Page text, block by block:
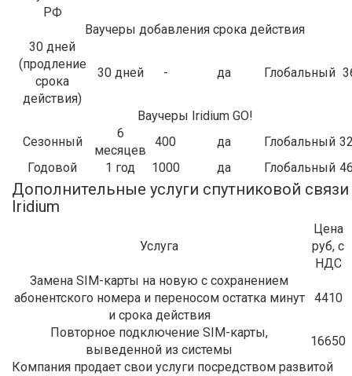
РФ
Ваучеры добавления срока действия
30 дней
(продление
срока
действия)
30 дней - да Глобальный
Ваучеры Iridium GO!
Сезонный
6
месяцев
400 да Глобальный
Годовой
1 год 1000 да Глобальный
Дополнительные услуги спутниковой связи
Iridium
Услуга
Цена
руб, с
НДС
Замена SIM-карты на новую с сохранением
абонентского номера и переносом остатка минут
и срока действия
4410
Повторное подключение SIM-карты,
выведенной из системы
16650
Компания продает свои услуги посредством развитой